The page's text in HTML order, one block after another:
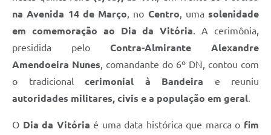
na Avenida 14 de Março , no Centro , uma solenidade
em comemoração ao Dia da Vitória . A cerimônia,
presidida pelo Contra-Almirante Alexandre
Amendoeira Nunes , comandante do 6º DN, contou com
o tradicional cerimonial à Bandeira e reuniu
autoridades militares, civis e a população em geral
O Dia da Vitória é uma data histórica que marca o fim